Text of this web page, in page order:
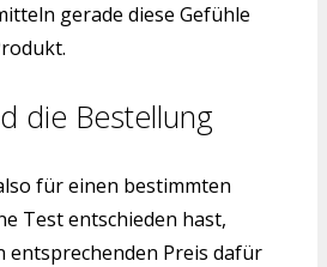
gerade diese Gefühle
die Bestellung
für einen bestimmten
Test entschieden hast,
entsprechenden Preis dafür